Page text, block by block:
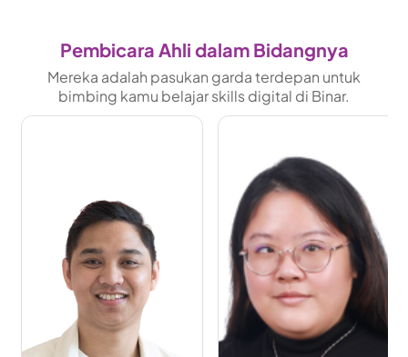
Pembicara Ahli dalam Bidangnya
Mereka adalah pasukan garda terdepan untuk
bimbing kamu belajar skills digital di Binar.